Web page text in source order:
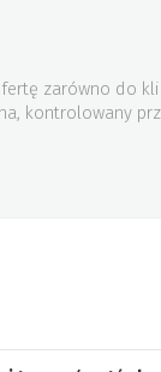
zarówno do
kontrolowany